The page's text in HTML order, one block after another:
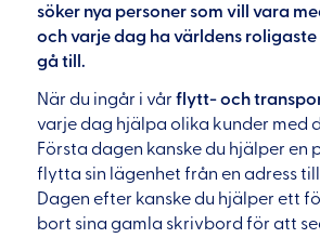
söker nya personer som vill vara
och varje dag ha världens
gå till.
När du ingår i vårflytt- och
varje dag hjälpa olika kunder med
Första dagen kanske du hjälper en
flytta sin lägenhet från en adress
Dagen efter kanske du hjälper ett
bort sina gamla skrivbord för att